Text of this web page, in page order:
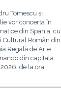
Tomescu și
vor concerta în
din Spania, cu
Român din
Regală de Arte
din capitala
de la ora